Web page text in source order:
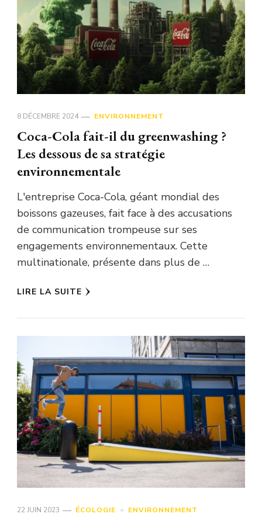
8 DÉCEMBRE 2024 ENVIRONNEMENT
Coca-Cola fait-il du greenwashing ?
Les dessous de sa stratégie
environnementale
L'entreprise Coca-Cola, géant mondial des
boissons gazeuses, fait face à des accusations
de communication trompeuse sur ses
engagements environnementaux. Cette
multinationale, présente dans plus de …
LIRE LA SUITE
22 JUIN 2023 ÉCOLOGIE ENVIRONNEMENT